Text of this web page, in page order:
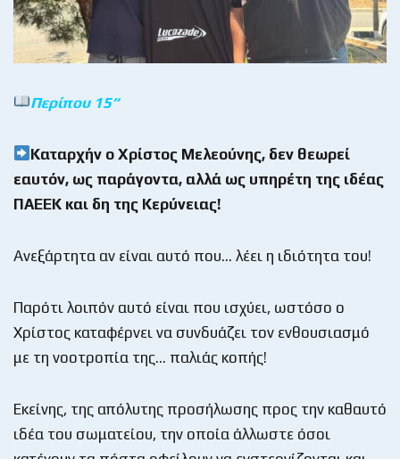
Περίπου 15“
Καταρχήν ο Χρίστος Μελεούνης, δεν θεωρεί
εαυτόν, ως παράγοντα, αλλά ως υπηρέτη της ιδέας
ΠΑΕΕΚ και δη της Κερύνειας!
Ανεξάρτητα αν είναι αυτό που… λέει η ιδιότητα του!
Παρότι λοιπόν αυτό είναι που ισχύει, ωστόσο ο
Χρίστος καταφέρνει να συνδυάζει τον ενθουσιασμό
με τη νοοτροπία της… παλιάς κοπής!
Εκείνης, της απόλυτης προσήλωσης προς την καθαυτό
ιδέα του σωματείου, την οποία άλλωστε όσοι